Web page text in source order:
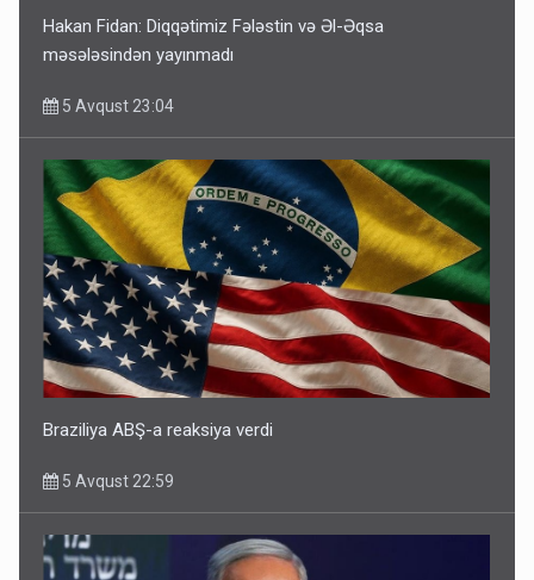
Hakan Fidan: Diqqətimiz Fələstin və Əl-Əqsa
məsələsindən yayınmadı
5 Avqust 23:04
Braziliya ABŞ-a reaksiya verdi
5 Avqust 22:59